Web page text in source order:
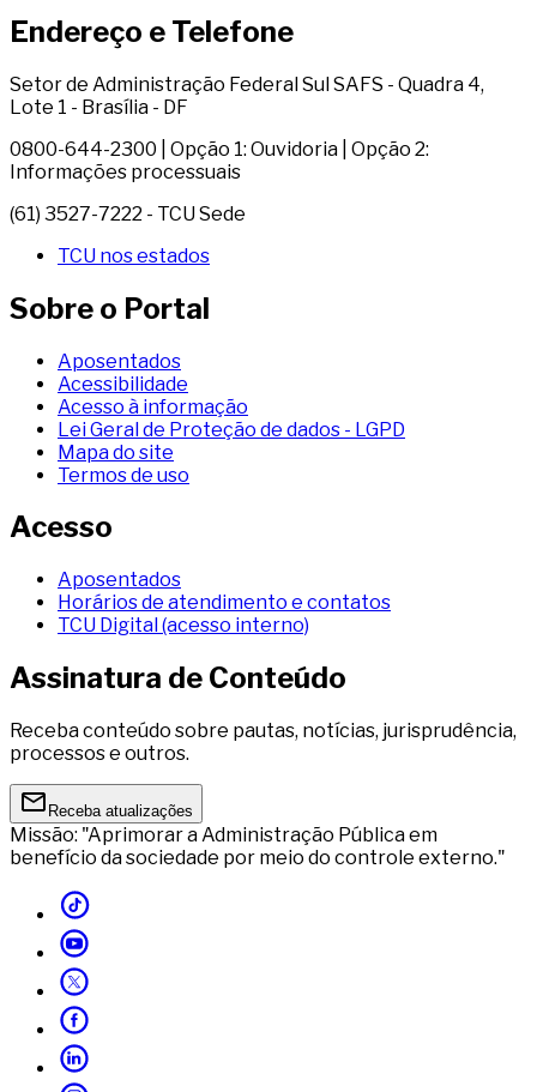
Endereço e Telefone
Setor de Administração Federal Sul SAFS - Quadra 4,
Lote 1 - Brasília - DF
0800-644-2300 | Opção 1: Ouvidoria | Opção 2:
Informações processuais
(61) 3527-7222 - TCU Sede
TCU nos estados
Sobre o Portal
Aposentados
Acessibilidade
Acesso à informação
Lei Geral de Proteção de dados - LGPD
Mapa do site
Termos de uso
Acesso
Aposentados
Horários de atendimento e contatos
TCU Digital (acesso interno)
Assinatura de Conteúdo
Receba conteúdo sobre pautas, notícias, jurisprudência,
processos e outros.
Receba atualizações
Missão: "Aprimorar a Administração Pública em
benefício da sociedade por meio do controle externo."